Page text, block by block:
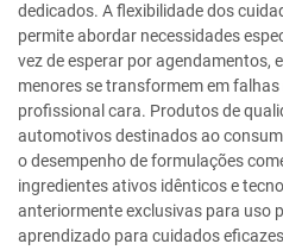
dedicados. A flexibilidade dos
permite abordar necessidades
vez de esperar por agendamentos,
menores se transformem em
profissional cara. Produtos de
automotivos destinados ao
o desempenho de formulações
ingredientes ativos idênticos e
anteriormente exclusivas para uso
aprendizado para cuidados